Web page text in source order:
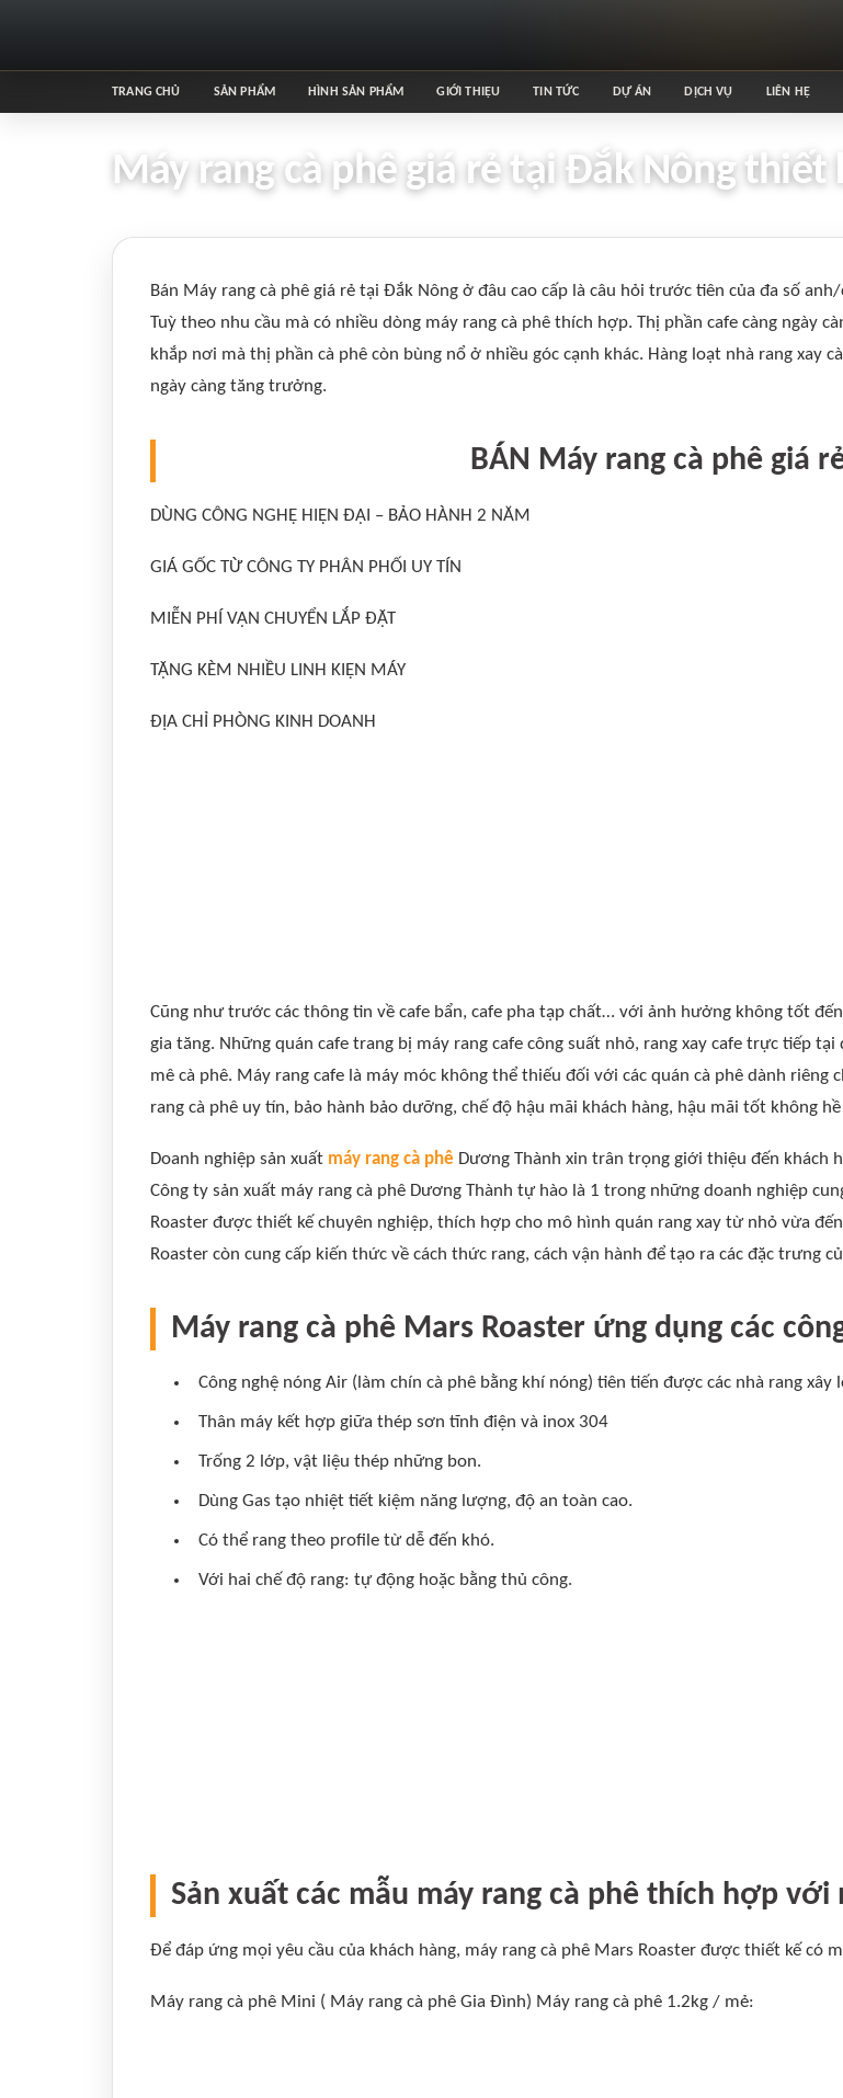
TRANG CHỦ SẢN PHẨM HÌNH SẢN PHẨM GIỚI THIỆU TIN TỨC DỰ ÁN DỊCH VỤ LIÊN HỆ
Máy rang cà phê giá rẻ tại Đắk Nông thiết
Bán Máy rang cà phê giá rẻ tại Đắk Nông ở đâu cao cấp là câu hỏi trước tiên của đa số
Tuỳ theo nhu cầu mà có nhiều dòng máy rang cà phê thích hợp. Thị phần cafe càng ngày
khắp nơi mà thị phần cà phê còn bùng nổ ở nhiều góc cạnh khác. Hàng loạt nhà rang xay
ngày càng tăng trưởng.
BÁN Máy rang cà phê giá
DÙNG CÔNG NGHỆ HIỆN ĐẠI – BẢO HÀNH 2 NĂM
GIÁ GỐC TỪ CÔNG TY PHÂN PHỐI UY TÍN
MIỄN PHÍ VẬN CHUYỂN LẮP ĐẶT
TẶNG KÈM NHIỀU LINH KIỆN MÁY
ĐỊA CHỈ PHÒNG KINH DOANH
Cũng như trước các thông tin về cafe bẩn, cafe pha tạp chất… với ảnh hưởng không tốt
gia tăng. Những quán cafe trang bị máy rang cafe công suất nhỏ, rang xay cafe trực tiếp
mê cà phê. Máy rang cafe là máy móc không thể thiếu đối với các quán cà phê dành
rang cà phê uy tín, bảo hành bảo dưỡng, chế độ hậu mãi khách hàng, hậu mãi tốt không
Doanh nghiệp sản xuất máy rang cà phê Dương Thành xin trân trọng giới thiệu đến khách
Công ty sản xuất máy rang cà phê Dương Thành tự hào là 1 trong những doanh nghiệp
Roaster được thiết kế chuyên nghiệp, thích hợp cho mô hình quán rang xay từ nhỏ vừa
Roaster còn cung cấp kiến thức về cách thức rang, cách vận hành để tạo ra các đặc trưng
Máy rang cà phê Mars Roaster ứng dụng các
Công nghệ nóng Air (làm chín cà phê bằng khí nóng) tiên tiến được các nhà rang
Thân máy kết hợp giữa thép sơn tĩnh điện và inox 304
Trống 2 lớp, vật liệu thép những bon.
Dùng Gas tạo nhiệt tiết kiệm năng lượng, độ an toàn cao.
Có thể rang theo profile từ dễ đến khó.
Với hai chế độ rang: tự động hoặc bằng thủ công.
Sản xuất các mẫu máy rang cà phê thích hợp với
Để đáp ứng mọi yêu cầu của khách hàng, máy rang cà phê Mars Roaster được thiết kế có
Máy rang cà phê Mini ( Máy rang cà phê Gia Đình) Máy rang cà phê 1.2kg / mẻ: